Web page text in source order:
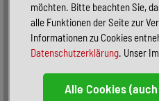
möchten. Bitte beachten Sie,
alle Funktionen der Seite zur
Informationen zu Cookies
Datenschutzerklärung. Unser